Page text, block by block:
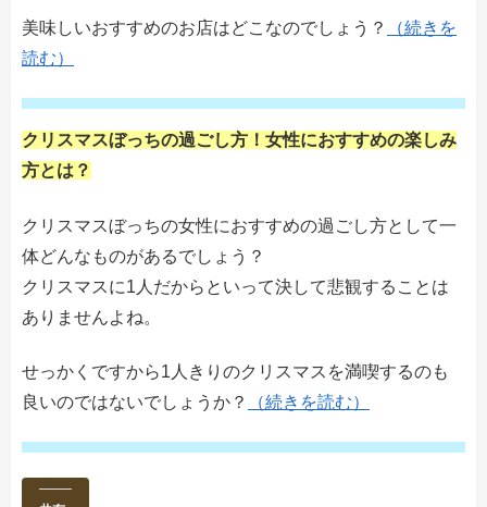
美味しいおすすめのお店はどこなのでしょう？
（続きを
読む）
クリスマスぼっちの過ごし方！女性におすすめの楽しみ
方とは？
クリスマスぼっちの女性におすすめの過ごし方として一
体どんなものがあるでしょう？
クリスマスに1人だからといって決して悲観することは
ありませんよね。
せっかくですから1人きりのクリスマスを満喫するのも
良いのではないでしょうか？
（続きを読む）